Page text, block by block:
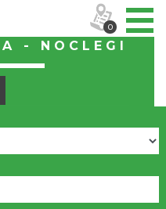
- NOCLEGI
0